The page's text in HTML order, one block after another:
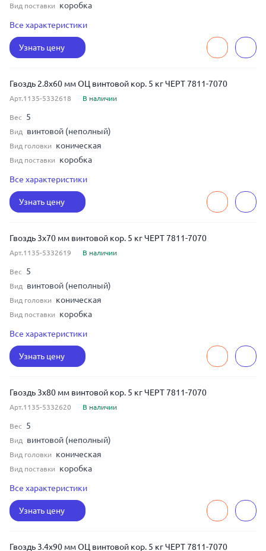
Вид поставки коробка
Длина 60
Все характеристики
Узнать цену
Гвоздь 2.8x60 мм ОЦ винтовой кор. 5 кг ЧЕРТ 7811-7070
Арт.1135-5332618 В наличии
Вес 5
Вид винтовой (неполный)
Вид головки коническая
Вид поставки коробка
Длина 60
Все характеристики
Узнать цену
Гвоздь 3x70 мм винтовой кор. 5 кг ЧЕРТ 7811-7070
Арт.1135-5332619 В наличии
Вес 5
Вид винтовой (неполный)
Вид головки коническая
Вид поставки коробка
Длина 70
Все характеристики
Узнать цену
Гвоздь 3x80 мм винтовой кор. 5 кг ЧЕРТ 7811-7070
Арт.1135-5332620 В наличии
Вес 5
Вид винтовой (неполный)
Вид головки коническая
Вид поставки коробка
Длина 80
Все характеристики
Узнать цену
Гвоздь 3.4x90 мм ОЦ винтовой кор. 5 кг ЧЕРТ 7811-7070